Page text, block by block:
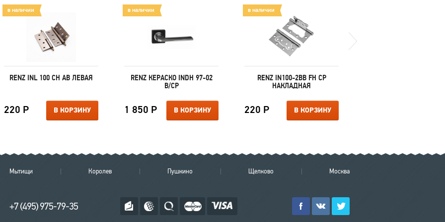
в наличии
RENZ INL 100 CH AB ЛЕВАЯ
220 Р В КОРЗИНУ
в наличии
RENZ КЕРАСКО INDH 97-02
B/CP
1 850 Р В КОРЗИНУ
в наличии
RENZ IN100-2BB FH CP
НАКЛАДНАЯ
220 Р В КОРЗИНУ
Мытищи Королев Пушкино Щелково Москва
+7 (495) 975-79-35